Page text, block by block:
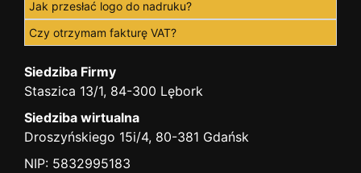
Jak przesłać logo do nadruku?
Czy otrzymam fakturę VAT?
Siedziba Firmy
Staszica 13/1, 84-300 Lębork
Siedziba wirtualna
Droszyńskiego 15i/4, 80-381 Gdańsk
NIP: 5832995183